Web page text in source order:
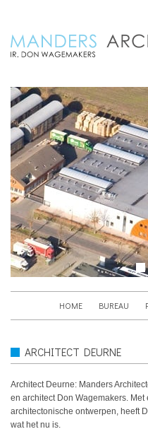
HOME BUREAU
ARCHITECT DEURNE
Architect Deurne: Manders
en architect Don Wagemakers.
architectonische ontwerpen, heeft
wat het nu is.